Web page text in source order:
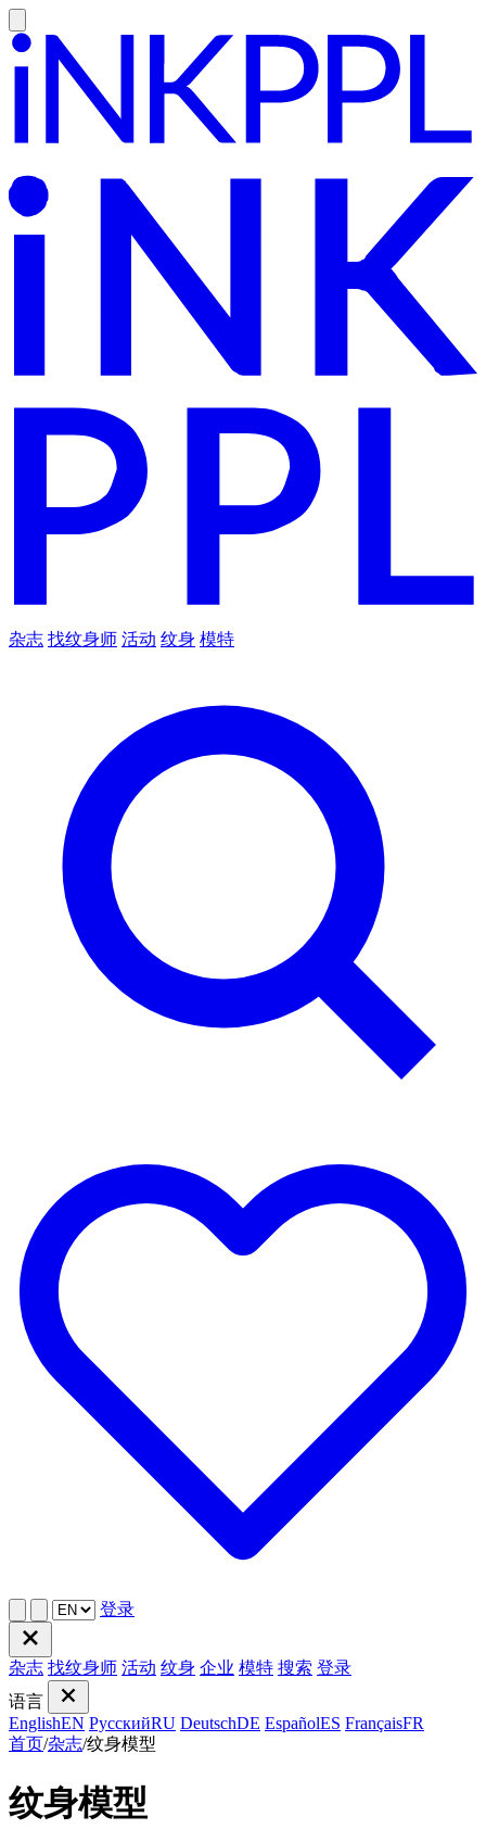
杂志 找纹身师 活动 纹身 模特
登录
杂志 找纹身师 活动 纹身 企业 模特 搜索 登录
语言
EnglishEN РусскийRU DeutschDE EspañolES FrançaisFR
首页/杂志/纹身模型
纹身模型